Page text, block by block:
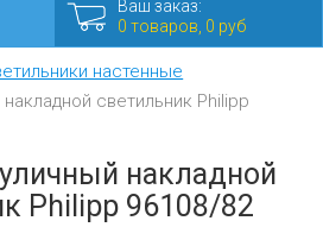
Ваш заказ:
0 товаров, 0 руб
настенные
светильник Philipp
накладной
Philipp 96108/82